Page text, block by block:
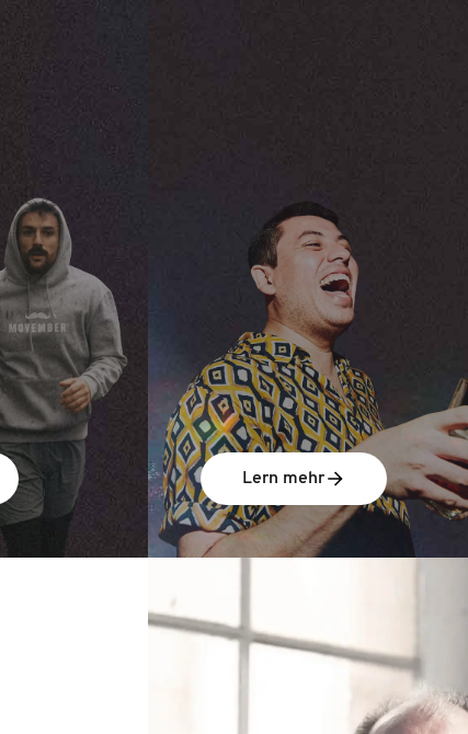
Lern mehr